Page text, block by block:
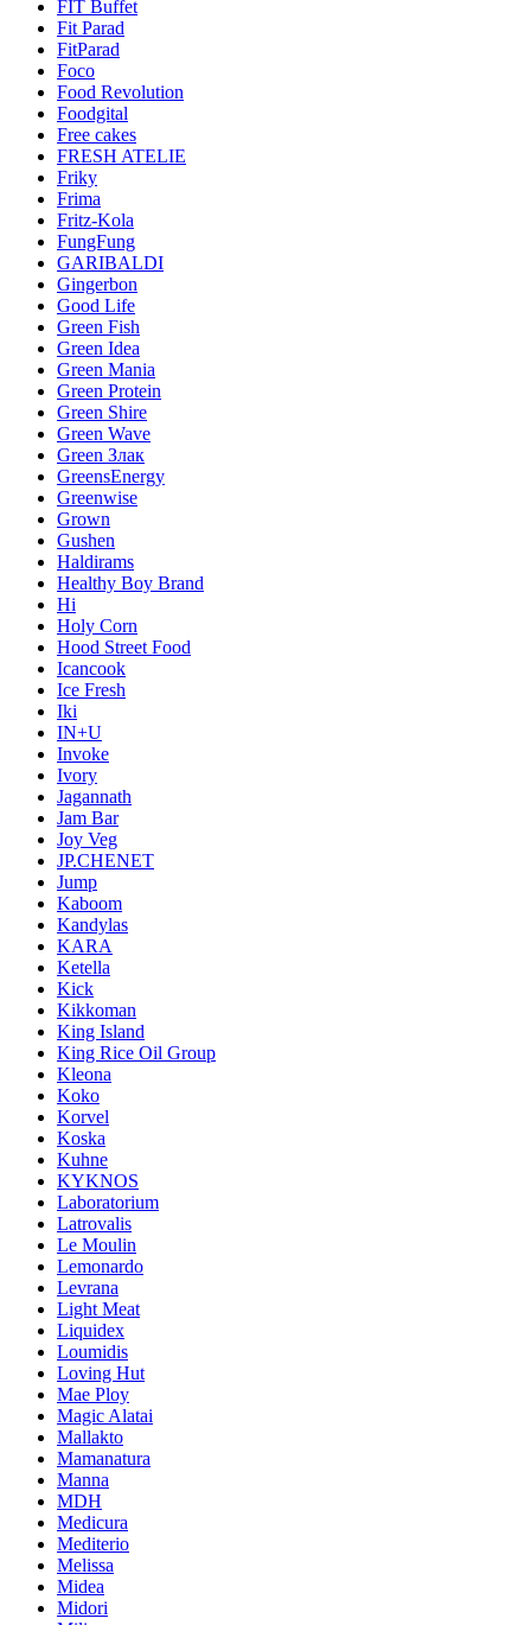
FIT Buffet
Fit Parad
FitParad
Foco
Food Revolution
Foodgital
Free cakes
FRESH ATELIE
Friky
Frima
Fritz-Kola
FungFung
GARIBALDI
Gingerbon
Good Life
Green Fish
Green Idea
Green Mania
Green Protein
Green Shire
Green Wave
Green Злак
GreensEnergy
Greenwise
Grown
Gushen
Haldirams
Healthy Boy Brand
Hi
Holy Corn
Hood Street Food
Icancook
Ice Fresh
Iki
IN+U
Invoke
Ivory
Jagannath
Jam Bar
Joy Veg
JP.CHENET
Jump
Kaboom
Kandylas
KARA
Ketella
Kick
Kikkoman
King Island
King Rice Oil Group
Kleona
Koko
Korvel
Koska
Kuhne
KYKNOS
Laboratorium
Latrovalis
Le Moulin
Lemonardo
Levrana
Light Meat
Liquidex
Loumidis
Loving Hut
Mae Ploy
Magic Alatai
Mallakto
Mamanatura
Manna
MDH
Medicura
Mediterio
Melissa
Midea
Midori